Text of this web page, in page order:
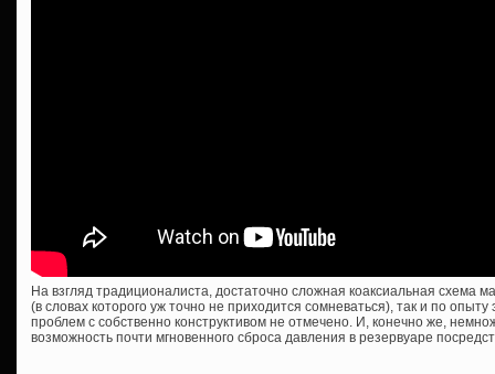
На взгляд традиционалиста, достаточно сложная коаксиальная схема
(в словах которого уж точно не приходится сомневаться), так и по
проблем с собственно конструктивом не отмечено. И, конечно же,
возможность почти мгновенного сброса давления в резервуаре